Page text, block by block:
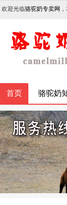
欢迎光临骆驼奶专卖网
首页 骆驼奶